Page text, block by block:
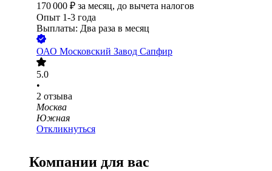
170 000 ₽ за месяц, до вычета налогов
Опыт 1-3 года
Выплаты: Два раза в месяц
ОАО Московский Завод Сапфир
5.0
•
2 отзыва
Москва
Южная
Откликнуться
Компании для вас